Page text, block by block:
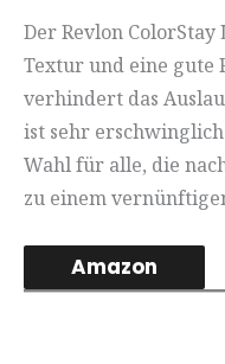
Der Revlon
Textur und eine gute
verhindert das
ist sehr
Wahl für alle, die
zu einem
Amazon